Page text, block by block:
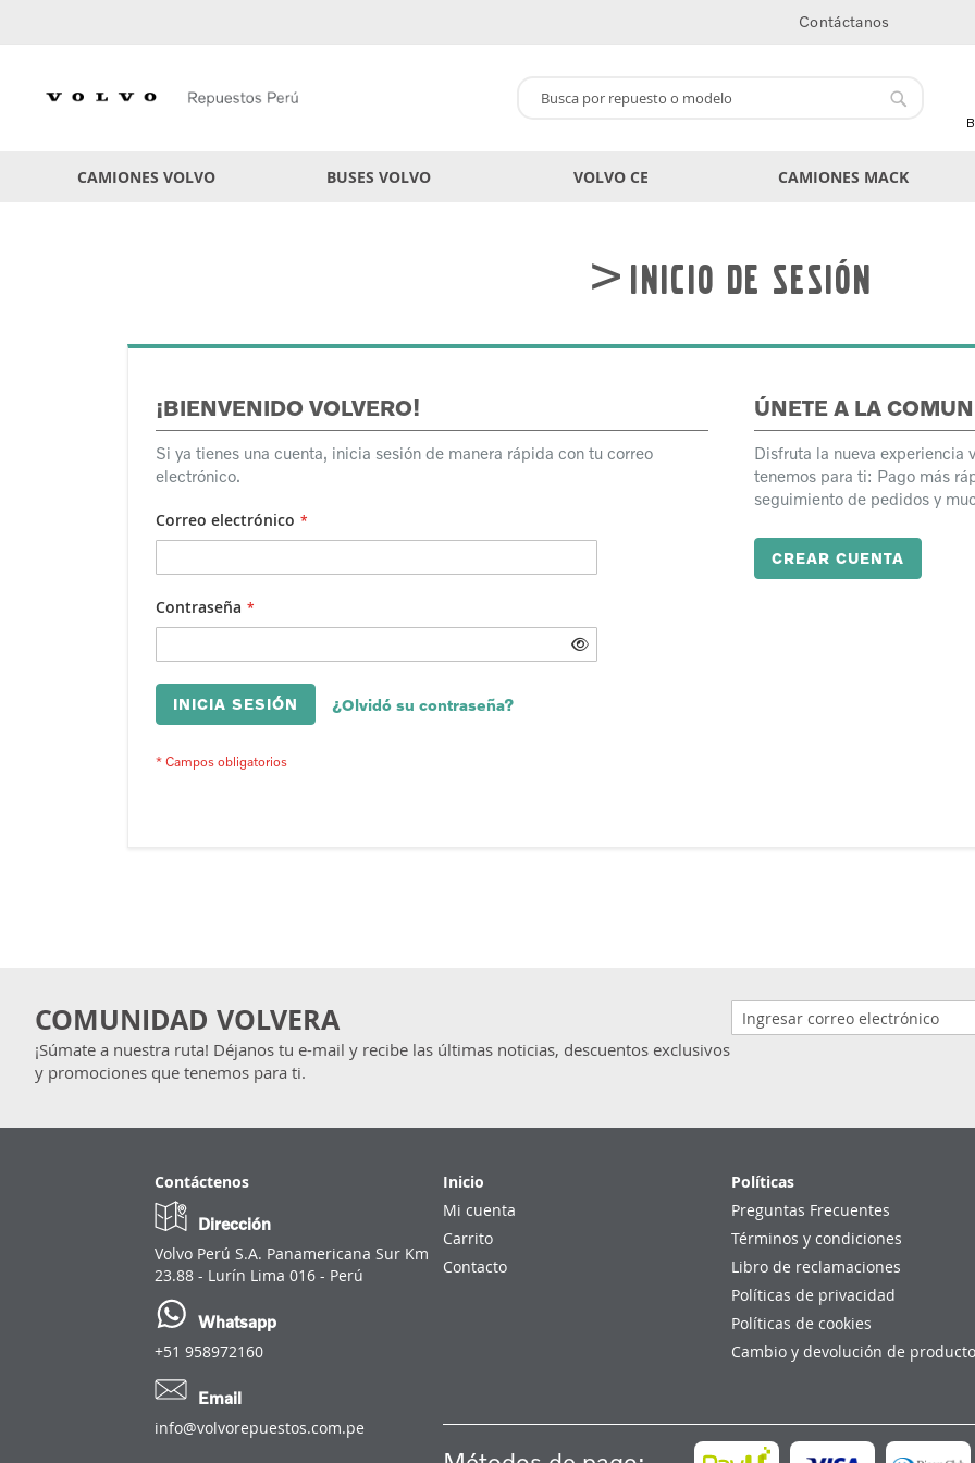
Contáctanos
CAMIONES VOLVO BUSES VOLVO VOLVO CE CAMIONES MACK
Inicio de sesión
¡BIENVENIDO VOLVERO!
Si ya tienes una cuenta, inicia sesión de manera rápida con tu correo
electrónico.
Correo electrónico
Contraseña
INICIA SESIÓN ¿Olvidó su contraseña?
ÚNETE A LA
Disfruta la nueva experiencia
tenemos para ti: Pago más
seguimiento de pedidos y
CREAR CUENTA
COMUNIDAD VOLVERA
¡Súmate a nuestra ruta! Déjanos tu e-mail y recibe las últimas noticias, descuentos exclusivos
y promociones que tenemos para ti.
Contáctenos
Dirección
Volvo Perú S.A. Panamericana Sur Km
23.88 - Lurín Lima 016 - Perú
Whatsapp
+51 958972160
Email
info@volvorepuestos.com.pe
Inicio
Mi cuenta
Carrito
Contacto
Políticas
Preguntas Frecuentes
Términos y condiciones
Libro de reclamaciones
Políticas de privacidad
Políticas de cookies
Cambio y devolución de